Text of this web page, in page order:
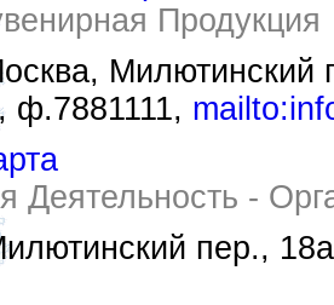
Продукция
Милютинский
ф.7881111,
Деятельность -
пер., 18а